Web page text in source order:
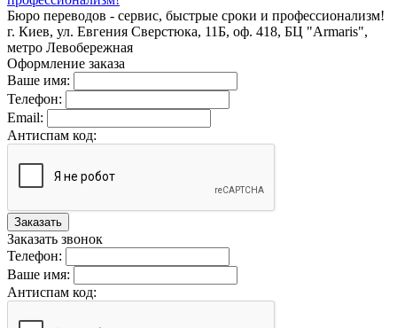
Бюро переводов - сервис, быстрые сроки и профессионализм!
г. Киев, ул. Евгения Сверстюка, 11Б, оф. 418, БЦ "Armaris",
метро Левобережная
Оформление заказа
Ваше имя:
Телефон:
Email:
Антиспам код:
Заказать
Заказать звонок
Телефон:
Ваше имя:
Антиспам код: